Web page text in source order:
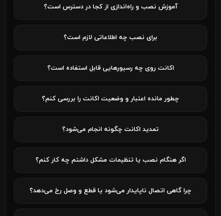
آموزش نصب و راه‌اندازی از کجا در دسترس است؟
برای نصب چه اطلاعاتی لازم است؟
اکانت روی چه رسیورهایی قابل استفاده است؟
چطور مانده اعتبار و وضعیت اکانت را بررسی کنم؟
تمدید اکانت چگونه انجام می‌شود؟
اگر هنگام نصب یا تنظیمات مشکل داشتم چه کار کنم؟
چرا گاهی اتصال ناپایدار می‌شود یا قطع و وصل رخ می‌دهد؟